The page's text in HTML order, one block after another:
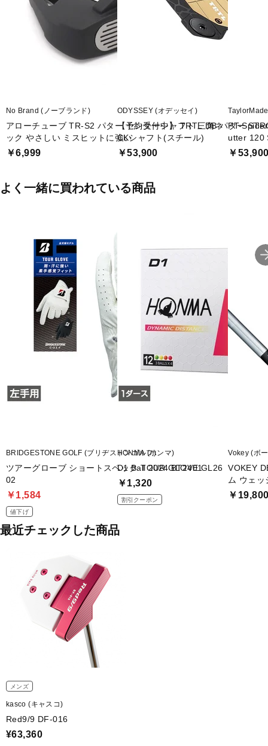
No Brand (ノーブランド)
アローチューブ TR-S2 パター センターシャフト 三角ネ
ック やさしい ミスヒットに強い
￥6,999
ODYSSEY (オデッセイ)
【予約受付中】 TRTL DB パター
CKシャフト(スチール)
￥53,900
PT-
utter 120
￥
よく一緒に買われている商品
BRIDGESTONE GOLF (ブリヂストンゴルフ)
ツアーグローブ ショートスペック TOUR GLOVE GL26
02
￥1,584
値下げ
HONMA (ホンマ)
D1 Ball 2024 BT2401
￥1,320
割引クーポン
Vokey (ボ
VOKEY
ム ウェ
￥
最近チェックした商品
メンズ
kasco (キャスコ)
Red9/9 DF-016
¥63,360